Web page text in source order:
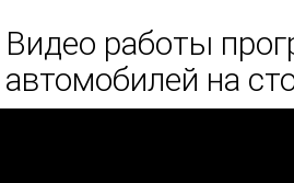
Видео работы
автомобилей на